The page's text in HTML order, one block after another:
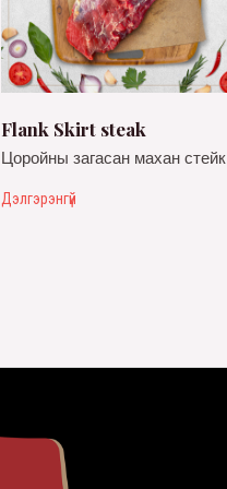
Flank Skirt steak
Цоройны загасан махан стейк
Дэлгэрэнгүй